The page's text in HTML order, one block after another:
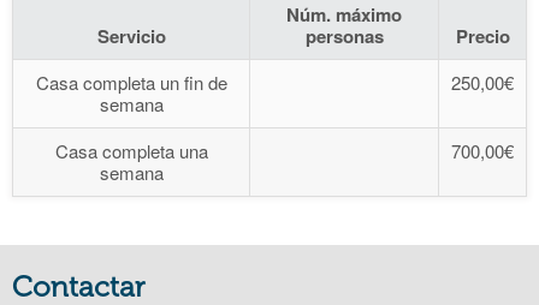
Servicio
Núm. máximo
personas
Precio
Casa completa un fin de
semana
250,00€
Casa completa una
semana
700,00€
Contactar